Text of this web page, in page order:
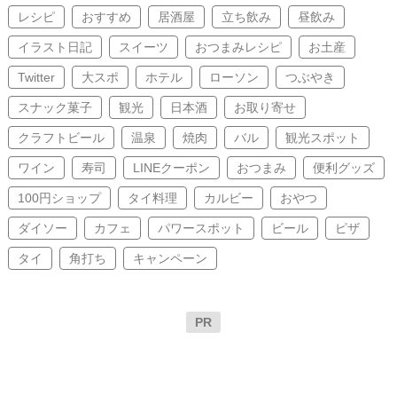
レシピ おすすめ 居酒屋 立ち飲み 昼飲み
イラスト日記 スイーツ おつまみレシピ お土産
Twitter 大スポ ホテル ローソン つぶやき
スナック菓子 観光 日本酒 お取り寄せ
クラフトビール 温泉 焼肉 バル 観光スポット
ワイン 寿司 LINEクーポン おつまみ 便利グッズ
100円ショップ タイ料理 カルビー おやつ
ダイソー カフェ パワースポット ビール ピザ
タイ 角打ち キャンペーン
PR